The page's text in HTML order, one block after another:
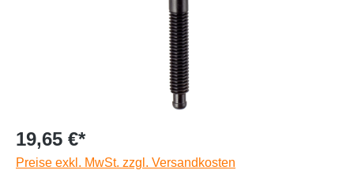
19,65 €*
Preise exkl. MwSt. zzgl. Versandkosten